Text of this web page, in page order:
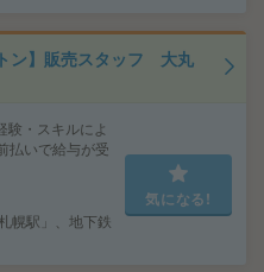
ン】販売スタッフ 大丸
・スキルによ
払いで給与が受
幌駅」、地下鉄
気になる!